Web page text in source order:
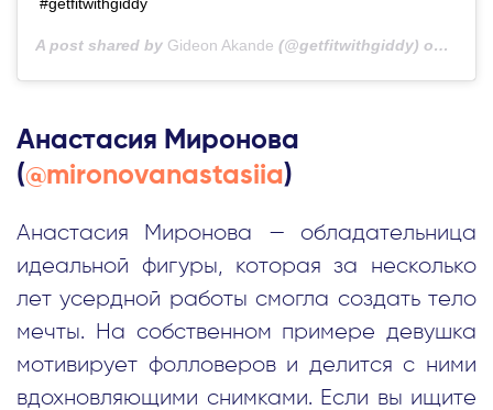
A post shared by Gideon Akande (@getfitwithgiddy) on
Анастасия Миронова
(@mironovanastasiia)
Анастасия Миронова — обладательница
идеальной фигуры, которая за несколько
лет усердной работы смогла создать тело
мечты. На собственном примере девушка
мотивирует фолловеров и делится с ними
вдохновляющими снимками. Если вы ищите